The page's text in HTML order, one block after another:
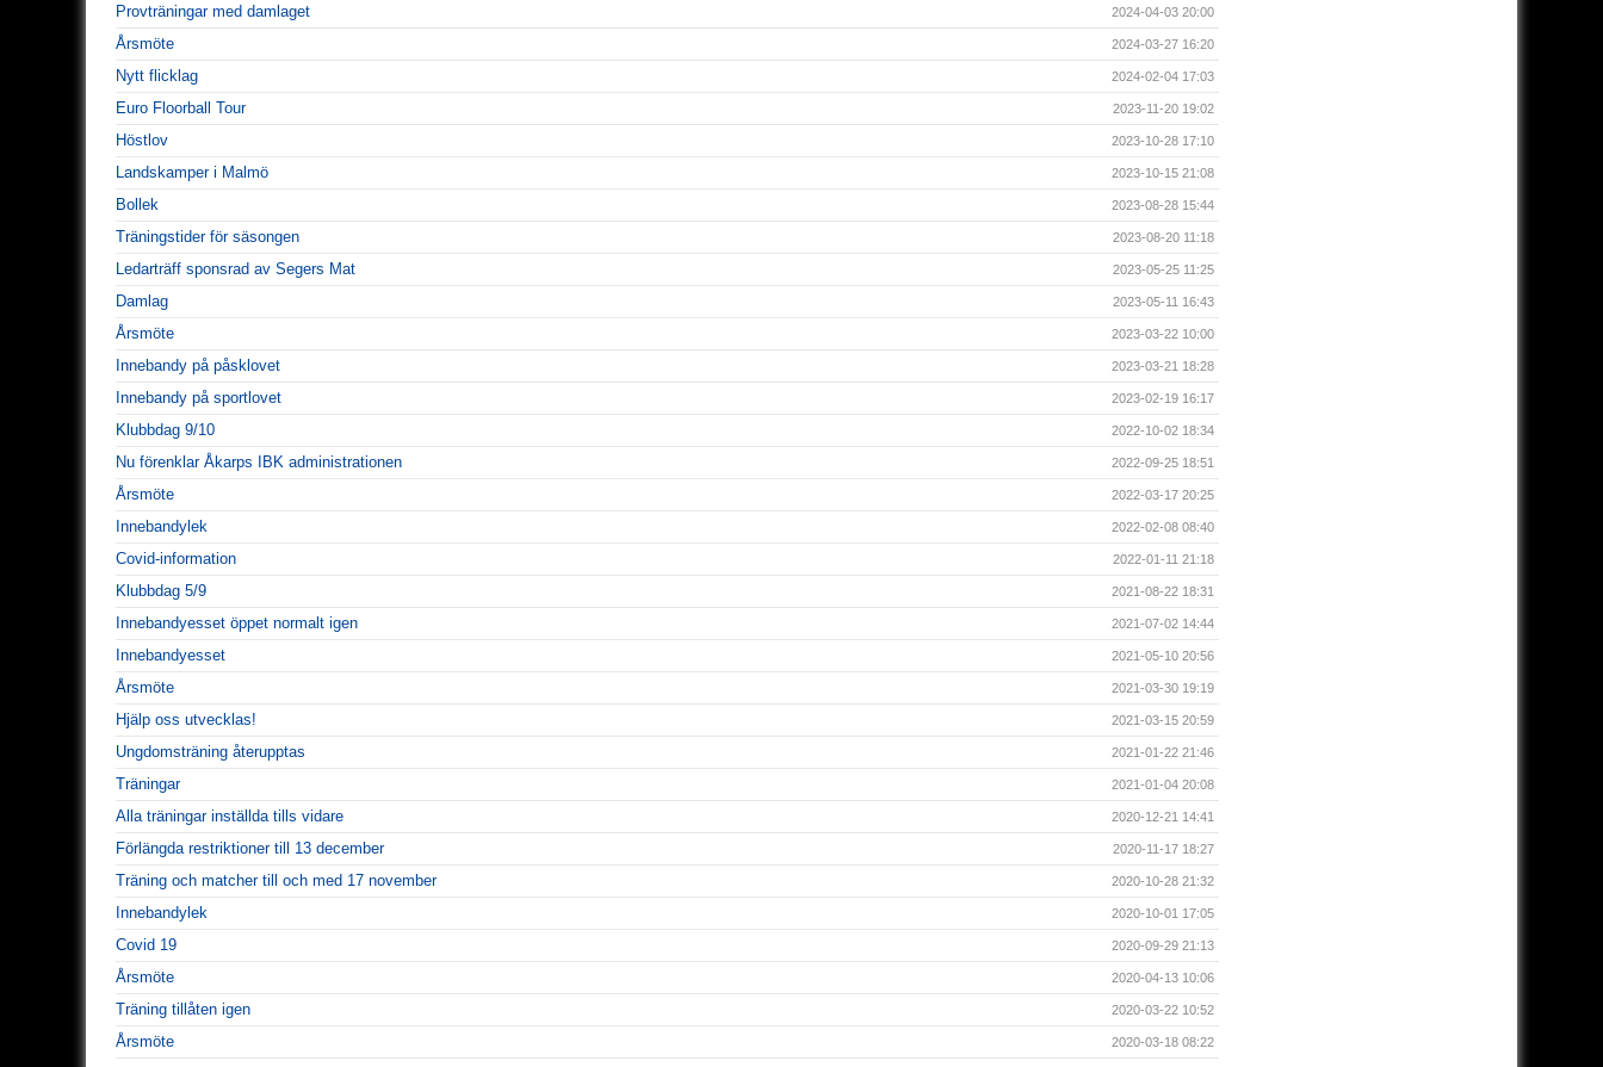
Provträningar med damlaget 2024-04-03 20:00
Årsmöte 2024-03-27 16:20
Nytt flicklag 2024-02-04 17:03
Euro Floorball Tour 2023-11-20 19:02
Höstlov 2023-10-28 17:10
Landskamper i Malmö 2023-10-15 21:08
Bollek 2023-08-28 15:44
Träningstider för säsongen 2023-08-20 11:18
Ledarträff sponsrad av Segers Mat 2023-05-25 11:25
Damlag 2023-05-11 16:43
Årsmöte 2023-03-22 10:00
Innebandy på påsklovet 2023-03-21 18:28
Innebandy på sportlovet 2023-02-19 16:17
Klubbdag 9/10 2022-10-02 18:34
Nu förenklar Åkarps IBK administrationen 2022-09-25 18:51
Årsmöte 2022-03-17 20:25
Innebandylek 2022-02-08 08:40
Covid-information 2022-01-11 21:18
Klubbdag 5/9 2021-08-22 18:31
Innebandyesset öppet normalt igen 2021-07-02 14:44
Innebandyesset 2021-05-10 20:56
Årsmöte 2021-03-30 19:19
Hjälp oss utvecklas! 2021-03-15 20:59
Ungdomsträning återupptas 2021-01-22 21:46
Träningar 2021-01-04 20:08
Alla träningar inställda tills vidare 2020-12-21 14:41
Förlängda restriktioner till 13 december 2020-11-17 18:27
Träning och matcher till och med 17 november 2020-10-28 21:32
Innebandylek 2020-10-01 17:05
Covid 19 2020-09-29 21:13
Årsmöte 2020-04-13 10:06
Träning tillåten igen 2020-03-22 10:52
Årsmöte 2020-03-18 08:22